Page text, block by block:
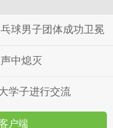
球男子团体成功卫冕
中熄灭
学子进行交流
户端